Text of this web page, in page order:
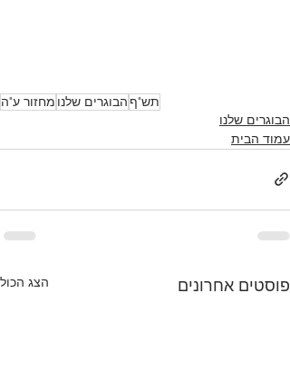
תש"ף הבוגרים שלנו מחזור ע"ה
הבוגרים שלנו
עמוד הבית
פוסטים אחרונים הצג הכול